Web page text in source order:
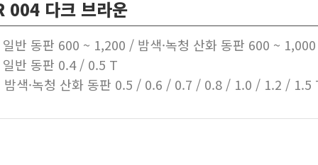
004 다크 브라운
일반 동판 600 ~ 1,200 / 밤색·녹청 산화 동판 600 ~
일반 동판 0.4 / 0.5 T
산화 동판 0.5 / 0.6 / 0.7 / 0.8 / 1.0 / 1.2 / 1.5